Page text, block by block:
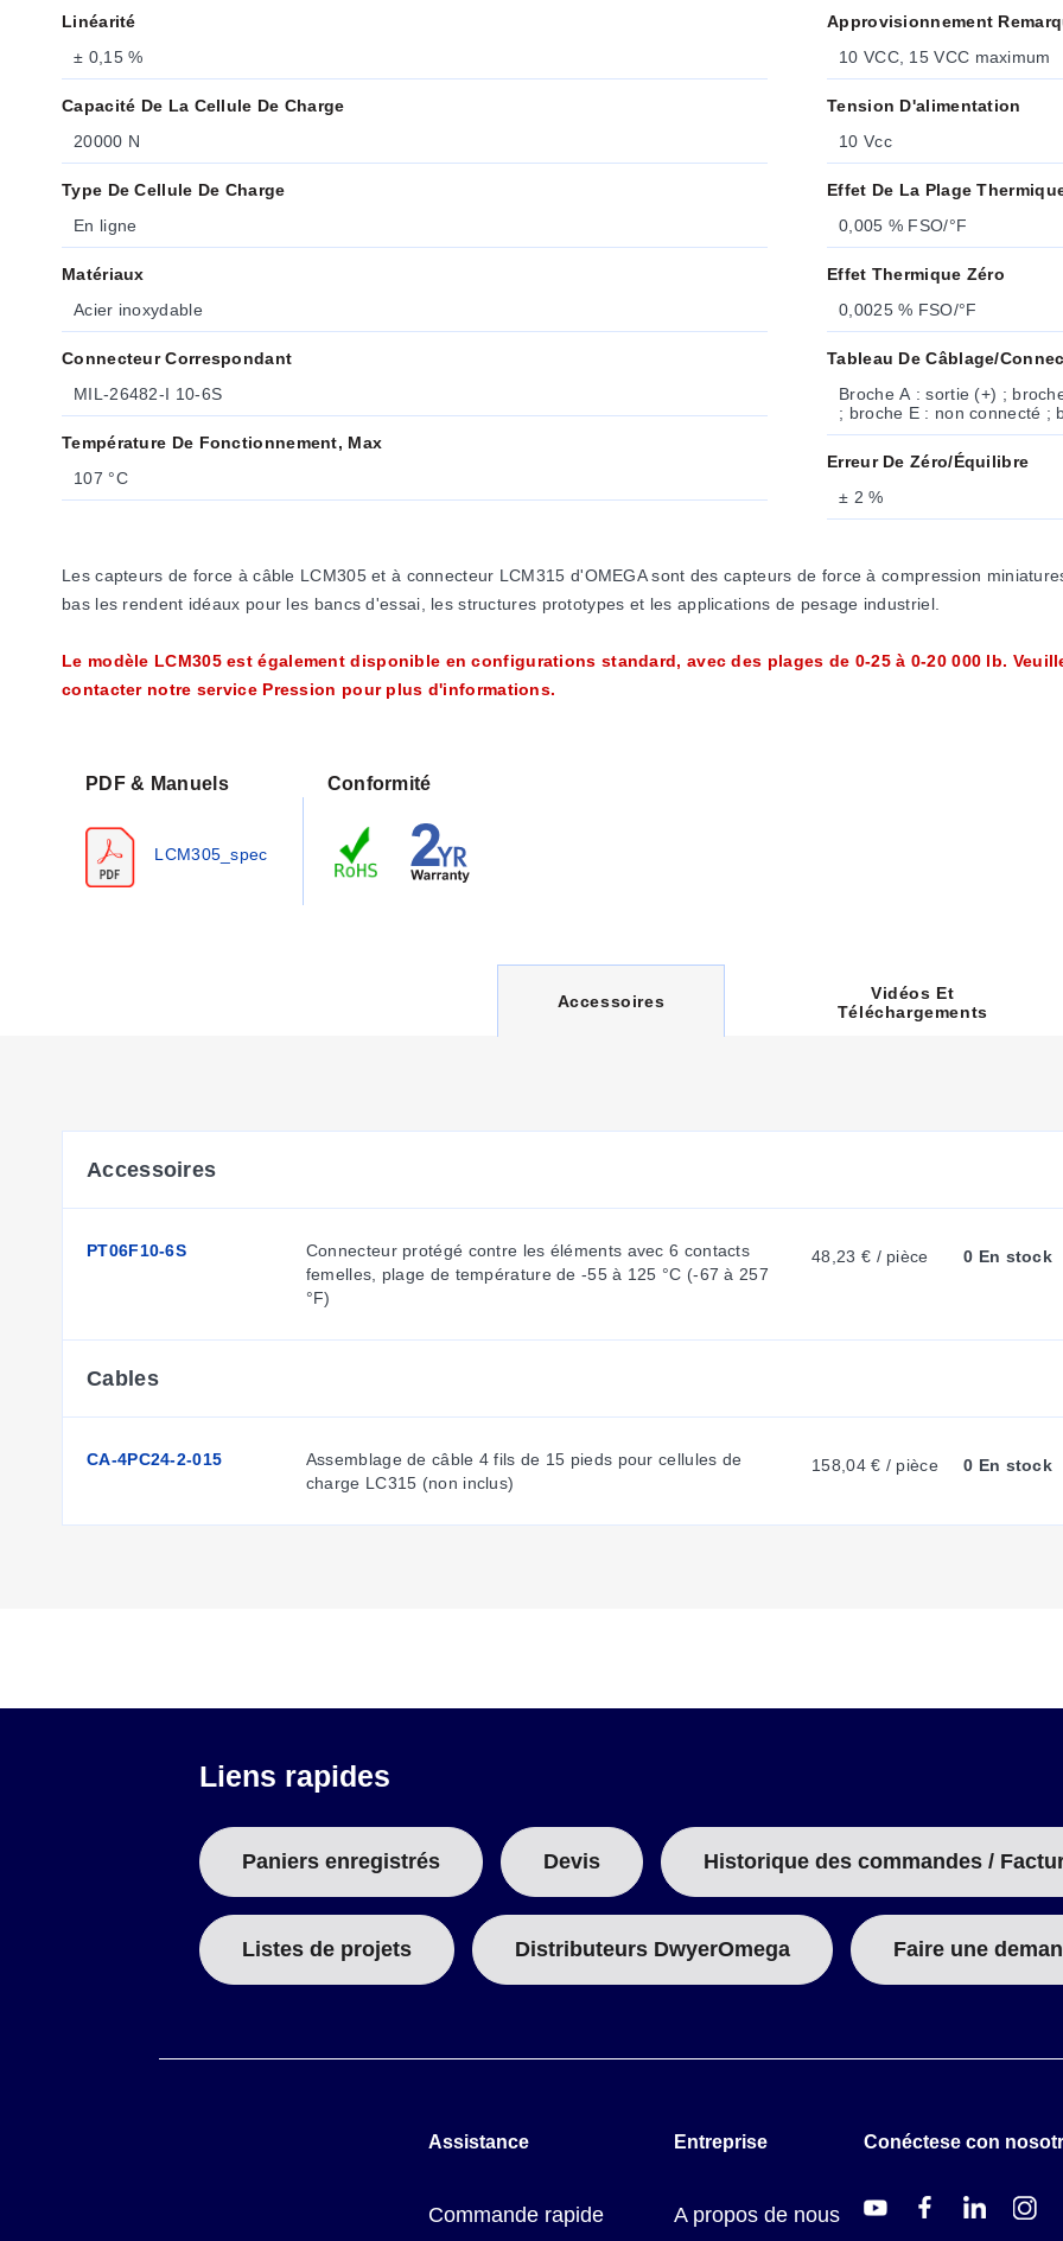
Linéarité
± 0,15 %
Capacité De La Cellule De Charge
20000 N
Type De Cellule De Charge
En ligne
Matériaux
Acier inoxydable
Connecteur Correspondant
MIL-26482-I 10-6S
Température De Fonctionnement, Max
107 °C
Approvisionnement
10 VCC, 15 VCC maximum
Tension D'alimentation
10 Vcc
Effet De La Plage
0,005 % FSO/°F
Effet Thermique Zéro
0,0025 % FSO/°F
Tableau De Câblage/
Broche A : sortie (+) ;
; broche E : non connecté ;
Erreur De Zéro/équilibre
± 2 %
Les capteurs de force à câble LCM305 et à connecteur LCM315 d'OMEGA sont des capteurs de force à compression
bas les rendent idéaux pour les bancs d'essai, les structures prototypes et les applications de pesage industriel.
Le modèle LCM305 est également disponible en configurations standard, avec des plages de 0-25 à 0-20 000 lb.
contacter notre service Pression pour plus d'informations.
PDF & Manuels
LCM305_spec
Conformité
C
R
E
:
Accessoires
Vidéos Et
Téléchargements
Accessoires
PT06F10-6S
Connecteur protégé contre les éléments avec 6 contacts
femelles, plage de température de -55 à 125 °C (-67 à 257
°F)
48,23 € / pièce 0 En stock
Cables
CA-4PC24-2-015
Assemblage de câble 4 fils de 15 pieds pour cellules de
charge LC315 (non inclus)
158,04 € / pièce 0 En stock
Liens rapides
Paniers enregistrés Devis Historique des commandes /
Listes de projets Distributeurs DwyerOmega Faire une
Assistance
Commande rapide
Entreprise
A propos de nous
Conéctese con